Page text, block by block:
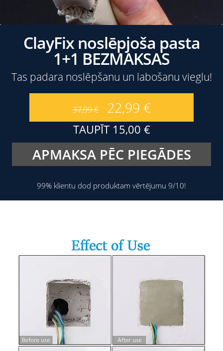
ClayFix noslēpjoša pasta
1+1 BEZMAKSAS
Tas padara noslēpšanu un labošanu vieglu!
37,99€ 22,99 €
TAUPĪT 15,00 €
APMAKSA PĒC PIEGĀDES
99% klientu dod produktam vērtējumu 9/10!